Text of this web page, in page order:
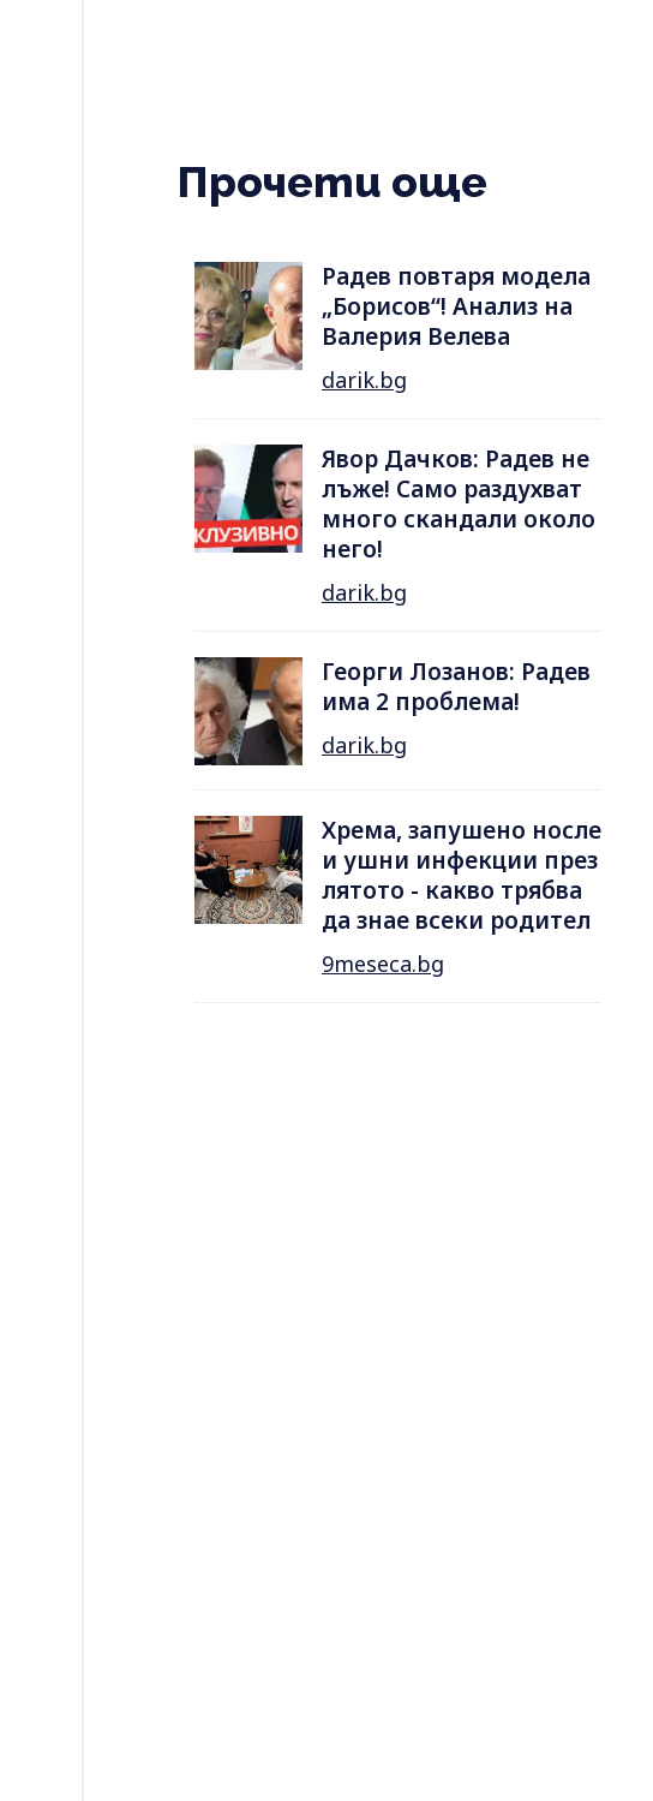
Прочети още
Радев повтаря модела
„Борисов“! Анализ на
Валерия Велева
darik.bg
Явор Дачков: Радев не
лъже! Само раздухват
много скандали около
него!
darik.bg
Георги Лозанов: Радев
има 2 проблема!
darik.bg
Хрема, запушено носле
и ушни инфекции през
лятотo - какво трябва
да знае всеки родител
9meseca.bg